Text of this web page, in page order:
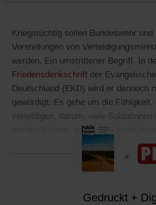
Kriegstüchtig sollen Bundeswehr
Vorstellungen von
werden. Ein umstrittener Begriff. In
Friedensdenkschrift(Öffnet
in
einem
neuen
Tab)
der
Deutschland (EKD) wird er dennoch
gewürdigt: Es gehe um die
verteidigen, darum, »wie Soldatinnen
werden können, eine militärische
erfolgreich zu bestehen«.
Gedruckt +